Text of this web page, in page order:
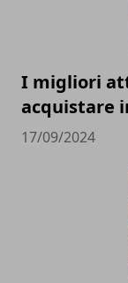
I migliori
acquistare
17/09/2024